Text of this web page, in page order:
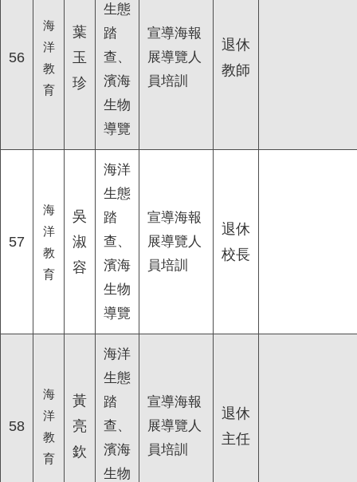
56
海
洋
教
育
葉
玉
珍
生態
踏
查、
濱海
生物
導覽
宣導海報
展導覽人
員培訓
退休
教師
57
海
洋
教
育
吳
淑
容
海洋
生態
踏
查、
濱海
生物
導覽
宣導海報
展導覽人
員培訓
退休
校長
58
海
洋
教
育
黃
亮
欽
海洋
生態
踏
查、
濱海
生物
宣導海報
展導覽人
員培訓
退休
主任